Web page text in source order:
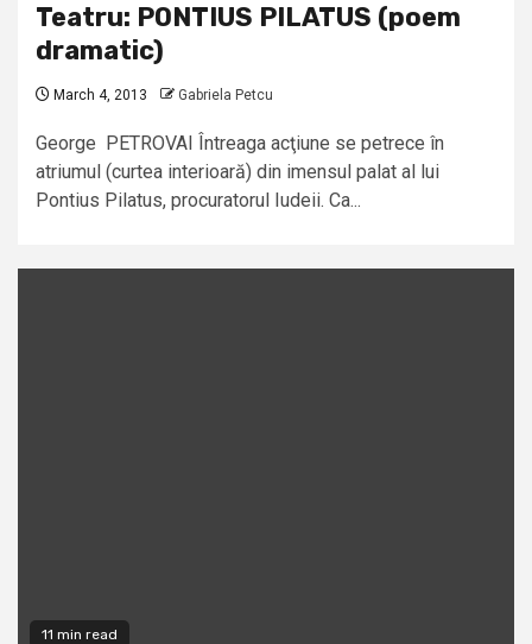
Teatru: PONTIUS PILATUS (poem
dramatic)
March 4, 2013 Gabriela Petcu
George PETROVAI Întreaga acţiune se petrece în
atriumul (curtea interioară) din imensul palat al lui
Pontius Pilatus, procuratorul Iudeii. Ca...
11 min read